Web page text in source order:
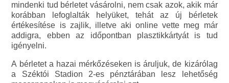
mindenki tud bérletet vásárolni, nem csak azok, akik már
korábban lefoglalták helyüket, tehát az új bérletek
értékesítése is zajlik, illetve aki online vette meg már
addigra, ebben az időpontban plasztikkártyát is tud
igényelni.
A bérletet a hazai mérkőzéseken is áruljuk, de kizárólag
a Széktói Stadion 2-es pénztárában lesz lehetőség